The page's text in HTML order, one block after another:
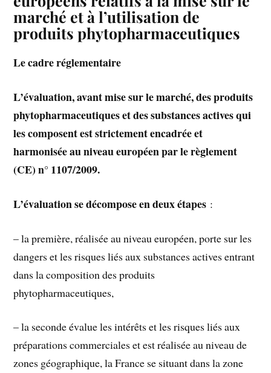
marché et à l’utilisation de
produits phytopharmaceutiques
Le cadre réglementaire
L’évaluation, avant mise sur le marché, des produits
phytopharmaceutiques et des substances actives qui
les composent est strictement encadrée et
harmonisée au niveau européen par le règlement
(CE) n° 1107/2009.
L’évaluation se décompose en deux étapes :
– la première, réalisée au niveau européen, porte sur les
dangers et les risques liés aux substances actives entrant
dans la composition des produits
phytopharmaceutiques,
– la seconde évalue les intérêts et les risques liés aux
préparations commerciales et est réalisée au niveau de
zones géographique, la France se situant dans la zone